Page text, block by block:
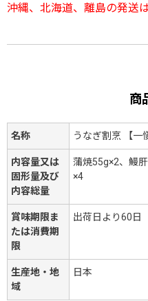
沖縄、北海道、離島の発送
商
名称 うなぎ割烹 【一
内容量又は
固形量及び
内容総量
蒲焼55g×2、鰻
×4
賞味期限ま
たは消費期
限
出荷日より60日
生産地・地
域
日本